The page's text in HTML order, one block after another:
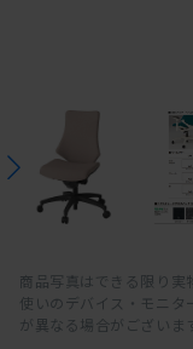
商品写真はできる限り実
使いのデバイス・モニ
が異なる場合がございま